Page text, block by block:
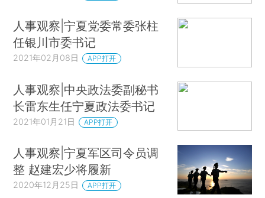
人事观察|宁夏党委常委张柱
任银川市委书记
2021年02月08日 APP打开
人事观察|中央政法委副秘书
长雷东生任宁夏政法委书记
2021年01月21日 APP打开
人事观察|宁夏军区司令员调
整 赵建宏少将履新
2020年12月25日 APP打开